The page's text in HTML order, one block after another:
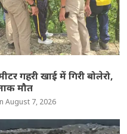
गहरी खाई में गिरी बोलेरो,
मौत
August 7, 2026